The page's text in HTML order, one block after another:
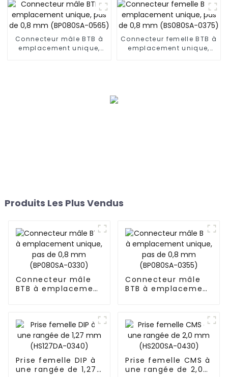
Connecteur mâle BTB à
emplacement unique,
Connecteur femelle BTB à
emplacement unique,
Produits Les Plus Vendus
Connecteur mâle
BTB à emplacement
Connecteur mâle
BTB à emplacement
Prise femelle DIP à
une rangée de 1,27
Prise femelle CMS à
une rangée de 2,0